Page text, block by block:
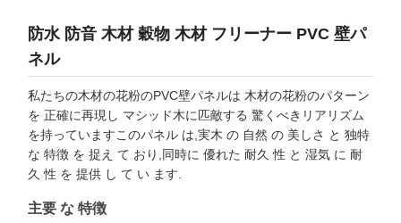
防水 防音 木材 穀物 木材 フリーナー PVC 壁パ
ネル
私たちの木材の花粉のPVC壁パネルは 木材の花粉のパターン
を 正確に再現し マシッド木に匹敵する 驚くべきリアリズム
を持っていますこのパネル は,実木 の 自然 の 美しさ と 独特
な 特徴 を 捉え て おり,同時に 優れた 耐久 性 と 湿気 に 耐
久 性 を 提供 し て い ます.
主要 な 特徴